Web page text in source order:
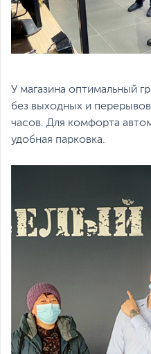
У магазина оптимальный
без выходных и
часов. Для комфорта
удобная парковка.